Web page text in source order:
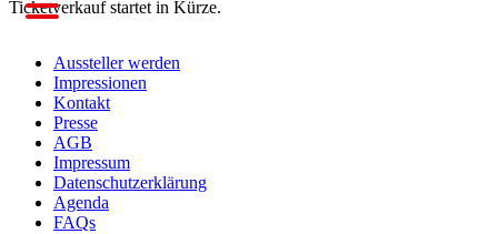
Ticketverkauf startet in Kürze.
Aussteller werden
Impressionen
Kontakt
Presse
AGB
Impressum
Datenschutzerklärung
Agenda
FAQs